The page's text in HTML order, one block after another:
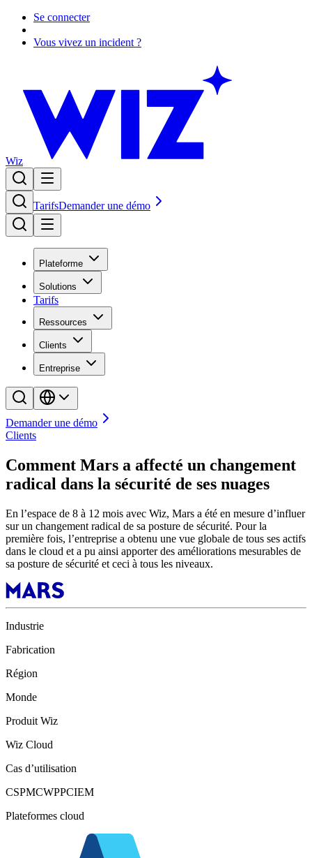
Se connecter
Vous vivez un incident ?
Wiz
TarifsDemander une démo
Plateforme
Solutions
Tarifs
Ressources
Clients
Entreprise
Demander une démo
Clients
Comment Mars a affecté un changement
radical dans la sécurité de ses nuages
En l’espace de 8 à 12 mois avec Wiz, Mars a été en mesure d’influer
sur un changement radical de sa posture de sécurité. Pour la
première fois, l’entreprise a obtenu une vue globale de tous ses actifs
dans le cloud et a pu ainsi apporter des améliorations mesurables de
sa posture de sécurité et ceci à tous les niveaux.
Industrie
Fabrication
Région
Monde
Produit Wiz
Wiz Cloud
Cas d’utilisation
CSPMCWPPCIEM
Plateformes cloud